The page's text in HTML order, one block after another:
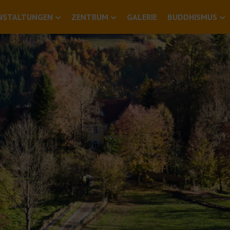
ZENTRUM GALERIE BUDDHISMUS